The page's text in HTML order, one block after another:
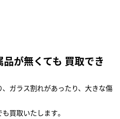
が無くても 買取でき
ガラス割れがあったり、大きな傷
買取いたします｡